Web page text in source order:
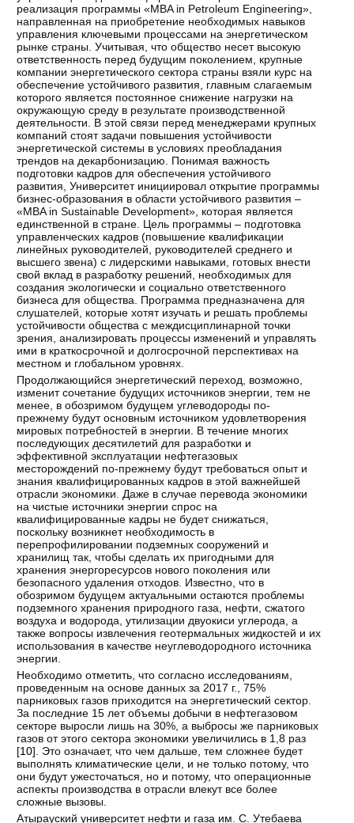
реализация программы «MBA in Petroleum Engineering»,
направленная на приобретение необходимых навыков
управления ключевыми процессами на энергетическом
рынке страны. Учитывая, что общество несет высокую
ответственность перед будущим поколением, крупные
компании энергетического сектора страны взяли курс на
обеспечение устойчивого развития, главным слагаемым
которого является постоянное снижение нагрузки на
окружающую среду в результате производственной
деятельности. В этой связи перед менеджерами крупных
компаний стоят задачи повышения устойчивости
энергетической системы в условиях преобладания
трендов на декарбонизацию. Понимая важность
подготовки кадров для обеспечения устойчивого
развития, Университет инициировал открытие программы
бизнес-образования в области устойчивого развития –
«MBA in Sustainable Development», которая является
единственной в стране. Цель программы – подготовка
управленческих кадров (повышение квалификации
линейных руководителей, руководителей среднего и
высшего звена) с лидерскими навыками, готовых внести
свой вклад в разработку решений, необходимых для
создания экологически и социально ответственного
бизнеса для общества. Программа предназначена для
слушателей, которые хотят изучать и решать проблемы
устойчивости общества с междисциплинарной точки
зрения, анализировать процессы изменений и управлять
ими в краткосрочной и долгосрочной перспективах на
местном и глобальном уровнях.
Продолжающийся энергетический переход, возможно,
изменит сочетание будущих источников энергии, тем не
менее, в обозримом будущем углеводороды по-
прежнему будут основным источником удовлетворения
мировых потребностей в энергии. В течение многих
последующих десятилетий для разработки и
эффективной эксплуатации нефтегазовых
месторождений по-прежнему будут требоваться опыт и
знания квалифицированных кадров в этой важнейшей
отрасли экономики. Даже в случае перевода экономики
на чистые источники энергии спрос на
квалифицированные кадры не будет снижаться,
поскольку возникнет необходимость в
перепрофилировании подземных сооружений и
хранилищ так, чтобы сделать их пригодными для
хранения энергоресурсов нового поколения или
безопасного удаления отходов. Известно, что в
обозримом будущем актуальными остаются проблемы
подземного хранения природного газа, нефти, сжатого
воздуха и водорода, утилизации двуокиси углерода, а
также вопросы извлечения геотермальных жидкостей и их
использования в качестве неуглеводородного источника
энергии.
Необходимо отметить, что согласно исследованиям,
проведенным на основе данных за 2017 г., 75%
парниковых газов приходится на энергетический сектор.
За последние 15 лет объемы добычи в нефтегазовом
секторе выросли лишь на 30%, а выбросы же парниковых
газов от этого сектора экономики увеличились в 1,8 раз
[10]. Это означает, что чем дальше, тем сложнее будет
выполнять климатические цели, и не только потому, что
они будут ужесточаться, но и потому, что операционные
аспекты производства в отрасли влекут все более
сложные вызовы.
Атырауский университет нефти и газа им. С. Утебаева